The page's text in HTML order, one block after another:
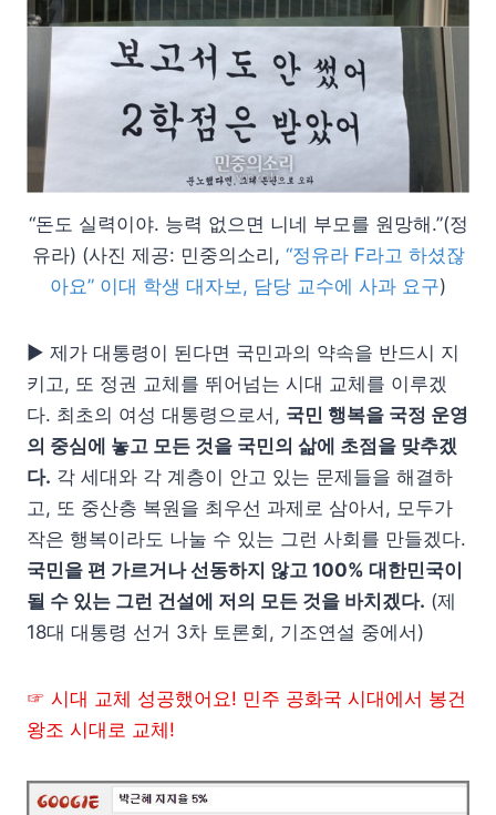
“돈도 실력이야. 능력 없으면 니네 부모를 원망해.”(정
유라) (사진 제공: 민중의소리, “정유라 F라고 하셨잖
아요” 이대 학생 대자보, 담당 교수에 사과 요구)
▶ 제가 대통령이 된다면 국민과의 약속을 반드시 지
키고, 또 정권 교체를 뛰어넘는 시대 교체를 이루겠
다. 최초의 여성 대통령으로서, 국민 행복을 국정 운영
의 중심에 놓고 모든 것을 국민의 삶에 초점을 맞추겠
다. 각 세대와 각 계층이 안고 있는 문제들을 해결하
고, 또 중산층 복원을 최우선 과제로 삼아서, 모두가
작은 행복이라도 나눌 수 있는 그런 사회를 만들겠다.
국민을 편 가르거나 선동하지 않고 100% 대한민국이
될 수 있는 그런 건설에 저의 모든 것을 바치겠다. (제
18대 대통령 선거 3차 토론회, 기조연설 중에서)
☞ 시대 교체 성공했어요! 민주 공화국 시대에서 봉건
왕조 시대로 교체!